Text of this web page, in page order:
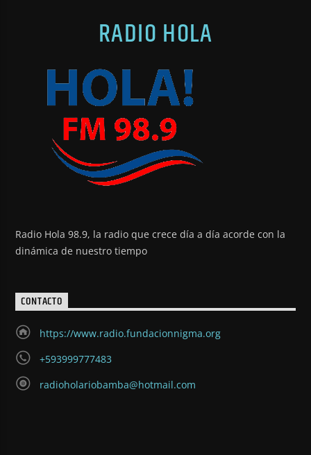
RADIO HOLA
Radio Hola 98.9, la radio que crece día a día acorde con la
dinámica de nuestro tiempo
CONTACTO
https://www.radio.fundacionnigma.org
+593999777483
radioholariobamba@hotmail.com